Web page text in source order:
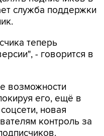
служба поддержки
теперь
- говорится в
возможности
его, ещё в
новая
контроль за